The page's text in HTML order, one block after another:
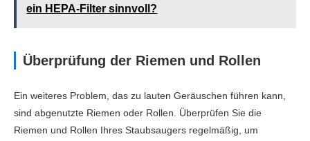
ein HEPA-Filter sinnvoll?
Überprüfung der Riemen und Rollen
Ein weiteres Problem, das zu lauten Geräuschen führen kann,
sind abgenutzte Riemen oder Rollen. Überprüfen Sie die
Riemen und Rollen Ihres Staubsaugers regelmäßig, um